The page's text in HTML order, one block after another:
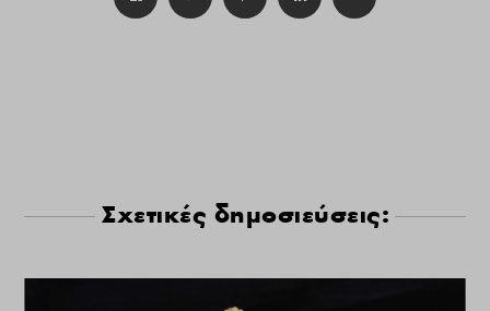
Σχετικές δημοσιεύσεις: